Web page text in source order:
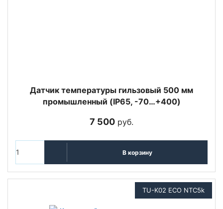
Датчик температуры гильзовый 500 мм
промышленный (IP65, -70…+400)
7 500 руб.
В корзину
TU-K02 ECO NTC5k